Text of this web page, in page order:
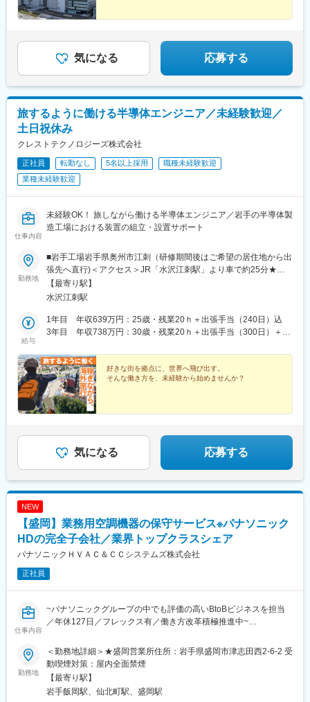
気になる 応募する
旅するように働ける半導体エンジニア／未経験歓迎／
土日祝休み
クレストテクノロジーズ株式会社
正社員 転勤なし 5名以上採用
職種未経験歓迎
業種未経験歓迎
仕事内容
未経験OK！ 旅しながら働ける半導体エンジニア／岩手の半導体製
造工場における装置の組立・設置サポート
勤務地
■岩手工場岩手県奥州市江刺（研修期間後はご希望の居住地から出
張先へ直行)＜アクセス＞JR「水沢江刺駅」より車で約25分★マ
イカー通勤OK★U・Iターン歓迎！ 引越代・家賃補助あり★基本的
に転勤はありません（クライアントの外部要因などにより、変更
山形・宮城・茨城・長野・三重・広島・福岡・大分・長崎・熊
本 など＜海外＞アメリカ・中国・台湾・ヨーロッパ など【現
張業務があります。出張期間は案件により異なりますが、2カ月～
3カ月程度。出張期間中もきちんと休日が取得できるため、現地な
らではの観光やグルメを楽しむこともできます。※出張にかかる交
通費・滞在費は全て会社負担※土日など休日分を含む「泊数分」の
出張手当もあり※岩手への転居を伴う場合、引越代補助、家賃補助
【最寄り駅】
水沢江刺駅
給与
1年目 年収639万円：25歳・残業20ｈ＋出張手当（240日）込
3年目 年収738万円：30歳・残業20ｈ＋出張手当（300日）＋扶
好きな街を拠点に、世界へ飛び出す。
そんな働き方を、未経験から始めませんか？
気になる 応募する
NEW
【盛岡】業務用空調機器の保守サービス※パナソニック
HDの完全子会社／業界トップクラスシェア
パナソニックＨＶＡＣ＆ＣＣシステムズ株式会社
正社員
仕事内容
~パナソニックグループの中でも評価の高いBtoBビジネスを担当
／年休127日／フレックス有／働き方改革積極推進中~
■業務内容
入社後は、提案活動やフロント業務、サービス委託会社の管理や
技術相談をご担当いただきます。
※実際に修理などは行いません！
・PAC、GHP、吸収式の保守、整備営業担当（ソリューション提
勤務地
＜勤務地詳細＞★盛岡営業所住所：岩手県盛岡市津志田西2-6-2 受
動喫煙対策：屋内全面禁煙
【最寄り駅】
岩手飯岡駅、仙北町駅、盛岡駅